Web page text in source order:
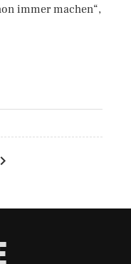
immer machen“,